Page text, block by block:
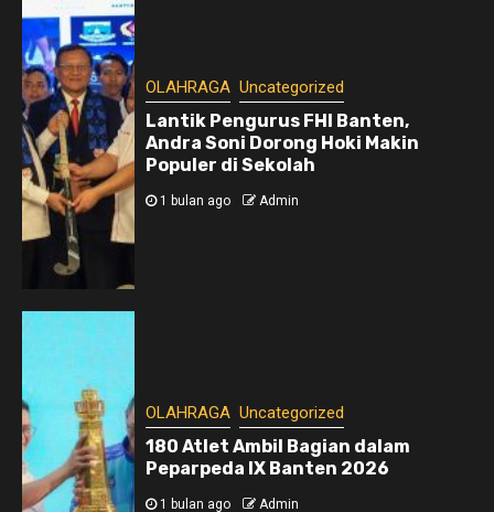
OLAHRAGA Uncategorized
Lantik Pengurus FHI Banten,
Andra Soni Dorong Hoki Makin
Populer di Sekolah
1 bulan ago Admin
OLAHRAGA Uncategorized
180 Atlet Ambil Bagian dalam
Peparpeda IX Banten 2026
1 bulan ago Admin